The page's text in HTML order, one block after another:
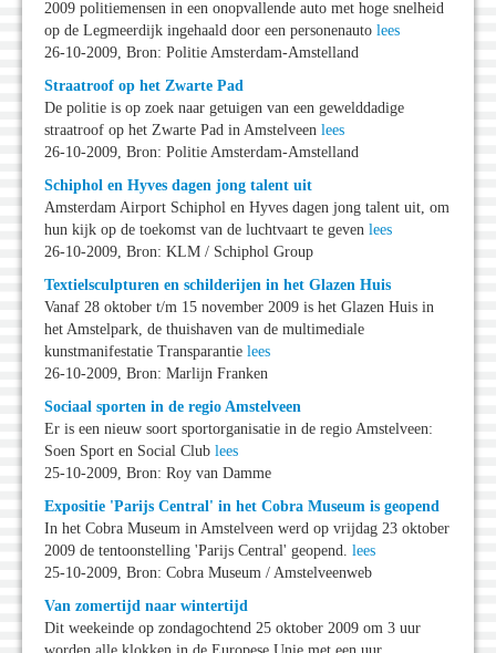
2009 politiemensen in een onopvallende auto met hoge snelheid
op de Legmeerdijk ingehaald door een personenauto lees
26-10-2009, Bron: Politie Amsterdam-Amstelland
Straatroof op het Zwarte Pad
De politie is op zoek naar getuigen van een gewelddadige
straatroof op het Zwarte Pad in Amstelveen lees
26-10-2009, Bron: Politie Amsterdam-Amstelland
Schiphol en Hyves dagen jong talent uit
Amsterdam Airport Schiphol en Hyves dagen jong talent uit, om
hun kijk op de toekomst van de luchtvaart te geven lees
26-10-2009, Bron: KLM / Schiphol Group
Textielsculpturen en schilderijen in het Glazen Huis
Vanaf 28 oktober t/m 15 november 2009 is het Glazen Huis in
het Amstelpark, de thuishaven van de multimediale
kunstmanifestatie Transparantie lees
26-10-2009, Bron: Marlijn Franken
Sociaal sporten in de regio Amstelveen
Er is een nieuw soort sportorganisatie in de regio Amstelveen:
Soen Sport en Social Club lees
25-10-2009, Bron: Roy van Damme
Expositie 'Parijs Central' in het Cobra Museum is geopend
In het Cobra Museum in Amstelveen werd op vrijdag 23 oktober
2009 de tentoonstelling 'Parijs Central' geopend. lees
25-10-2009, Bron: Cobra Museum / Amstelveenweb
Van zomertijd naar wintertijd
Dit weekeinde op zondagochtend 25 oktober 2009 om 3 uur